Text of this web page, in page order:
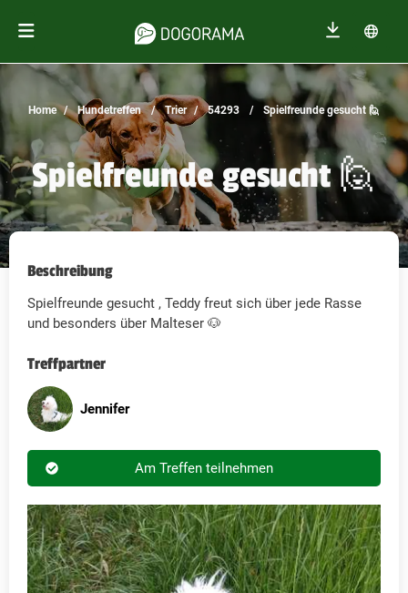
Home Hundetreffen Trier 54293 Spielfreunde gesucht 🙋
Spielfreunde gesucht 🙋
Beschreibung
Spielfreunde gesucht , Teddy freut sich über jede Rasse
und besonders über Malteser 🐶
Treffpartner
Jennifer
Am Treffen teilnehmen